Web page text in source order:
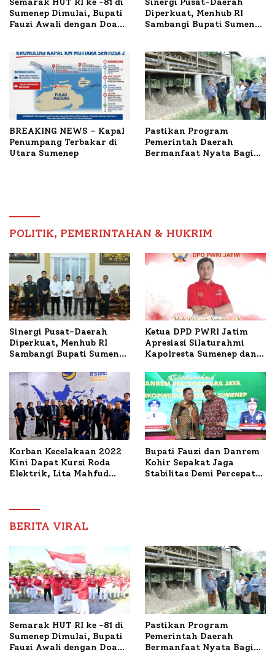
Sumenep Dimulai, Bupati
Fauzi Awali dengan Doa
Diperkuat, Menhub RI
Sambangi Bupati Sumenep
BREAKING NEWS – Kapal
Penumpang Terbakar di
Utara Sumenep
Pastikan Program
Pemerintah Daerah
Bermanfaat Nyata Bagi
POLITIK, PEMERINTAHAN & HUKRIM
Sinergi Pusat-Daerah
Diperkuat, Menhub RI
Sambangi Bupati Sumenep
Mutiara Sentosa II
Ketua DPD PWRI Jatim
Apresiasi Silaturahmi
Kapolresta Sumenep dan
Ideal Polri-Pers
Korban Kecelakaan 2022
Kini Dapat Kursi Roda
Elektrik, Lita Mahfud
Nabil
Bupati Fauzi dan Danrem
Kohir Sepakat Jaga
Stabilitas Demi Percepat
BERITA VIRAL
Semarak HUT RI ke -81 di
Sumenep Dimulai, Bupati
Fauzi Awali dengan Doa
Pastikan Program
Pemerintah Daerah
Bermanfaat Nyata Bagi